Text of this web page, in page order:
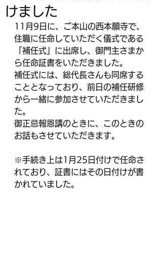
けました
11月9日に、ご本山の西本願寺で、
住職に任命していただく儀式である
「補任式」に出席し、御門主さまか
ら任命証書をいただきました。
補任式には、総代長さんも同席する
こととなっており、前日の補任研修
から一緒に参加させていただきまし
た。
御正忌報恩講のときに、このときの
お話もさせていただきます。
※手続き上は1月25日付けで任命さ
れており、証書にはその日付けが書
かれていました。